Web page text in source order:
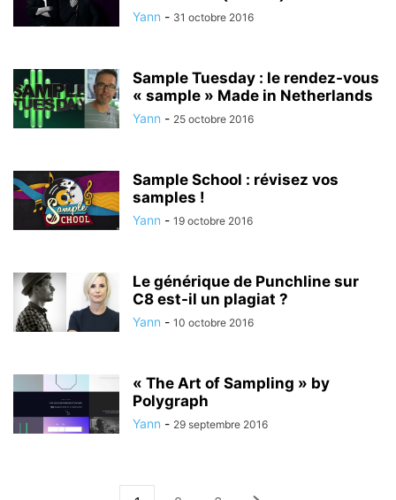
Yann - 31 octobre 2016
Sample Tuesday : le rendez-vous
« sample » Made in Netherlands
Yann - 25 octobre 2016
Sample School : révisez vos
samples !
Yann - 19 octobre 2016
Le générique de Punchline sur
C8 est-il un plagiat ?
Yann - 10 octobre 2016
« The Art of Sampling » by
Polygraph
Yann - 29 septembre 2016